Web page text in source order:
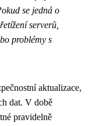
se jedná o
serverů,
problémy s
aktualizace,
dat. V době
pravidelně